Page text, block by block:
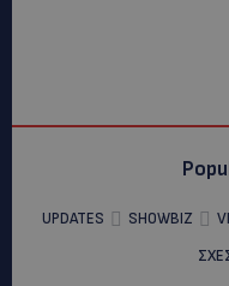
UPDATES SHOWBIZ